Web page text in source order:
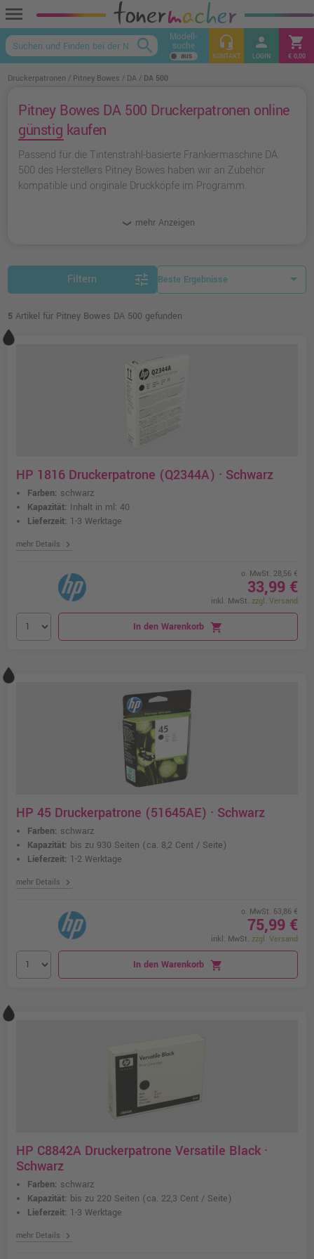
menu
keyboard_arrow_up
search Modell-
suche headset_mic
KONTAKT
person
LOGIN
shopping_cart
€ 0,00
Druckerpatronen Pitney Bowes DA DA 500
Pitney Bowes DA 500 Druckerpatronen online
günstig kaufen
Passend für die Tintenstrahl-basierte Frankiermaschine DA
500 des Herstellers Pitney Bowes haben wir an Zubehör
kompatible und originale Druckköpfe im Programm.
mehr Anzeigen
Filtern tune
5 Artikel für Pitney Bowes DA 500 gefunden
HP 1816 Druckerpatrone (Q2344A) · Schwarz
Farben: schwarz
Kapazität: Inhalt in ml: 40
Lieferzeit: 1-3 Werktage
mehr Details chevron_right
o. MwSt. 28,56 €
33,99 €
inkl. MwSt. zzgl. Versand
In den Warenkorb shopping_cart
HP 45 Druckerpatrone (51645AE) · Schwarz
Farben: schwarz
Kapazität: bis zu 930 Seiten (ca. 8,2 Cent / Seite)
Lieferzeit: 1-2 Werktage
mehr Details chevron_right
o. MwSt. 63,86 €
75,99 €
inkl. MwSt. zzgl. Versand
In den Warenkorb shopping_cart
HP C8842A Druckerpatrone Versatile Black ·
Schwarz
Farben: schwarz
Kapazität: bis zu 220 Seiten (ca. 22,3 Cent / Seite)
Lieferzeit: 1-3 Werktage
mehr Details chevron_right